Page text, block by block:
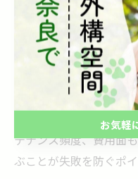
周囲の環境を十分に考
ず、どの程度の視線遮
った高さや隙間の有無
また、奈良県の住宅密
も重要ですので、地域
を計画することが欠か
テナンス頻度、費用面
ぶことが失敗を防ぐポイ
お気軽
お気軽